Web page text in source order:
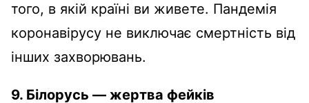
того, в якій країні ви живете. Пандемія
коронавірусу не виключає смертність від
інших захворювань.
9. Білорусь — жертва фейків